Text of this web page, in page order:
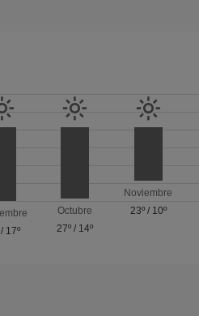
17º
Octubre
27º / 14º
Noviembre
23º/ 10º